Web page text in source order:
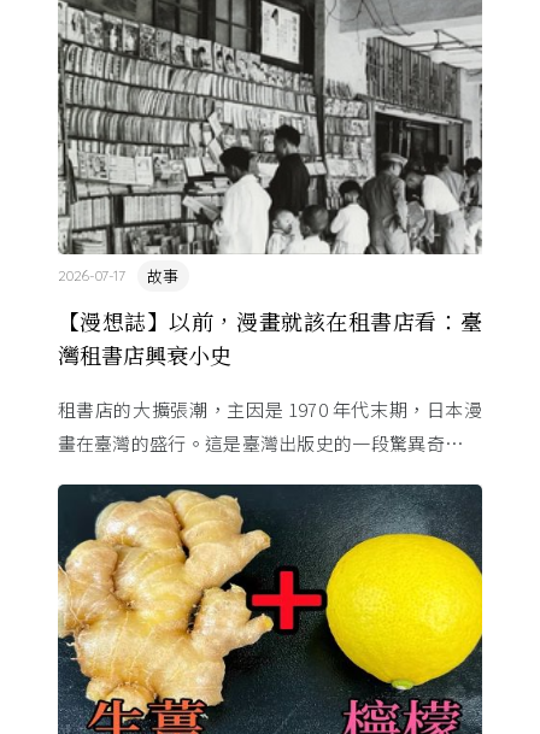
裡幾乎沒有臺灣史，一路 ...
【漫想誌】以前，漫畫就該在租書店看：臺
灣租書店興衰小史
故事
2026-07-17
租書店的大擴張潮，主因是 1970 年代末期，日本漫
畫在臺灣的盛行。這是臺灣出版史的一段驚異奇航。
的協定保護 ...